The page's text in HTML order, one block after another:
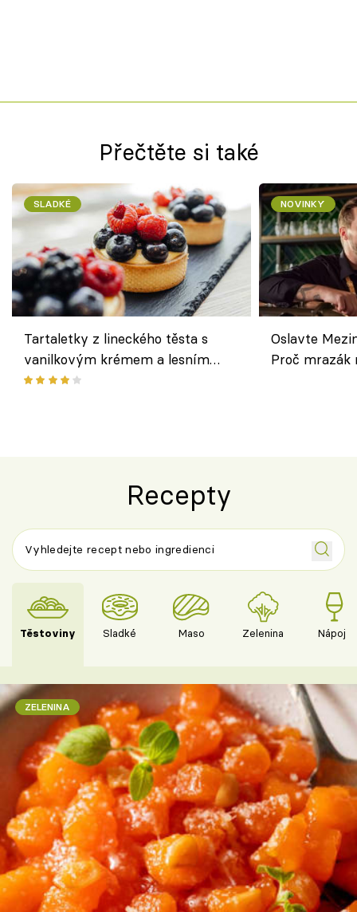
Přečtěte si také
SLADKÉ
Tartaletky z lineckého těsta s
vanilkovým krémem a lesním
ovocem podle Bread Society
NOVINKY
Oslavte
Proč
Recepty
Těstoviny Sladké Maso Zelenina Nápoje
ZELENINA